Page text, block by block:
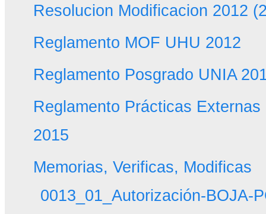
Resolucion Modificacion 2012
Reglamento MOF UHU 2012
Reglamento Posgrado UNIA
Reglamento Prácticas
2015
Memorias, Verificas, Modificas
0013_01_Autorización-BOJA-